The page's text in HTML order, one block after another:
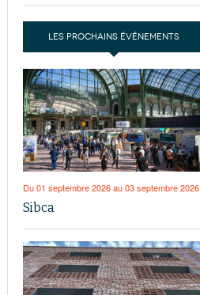
LES PROCHAINS ÉVÉNEMENTS
Du 01 septembre 2026 au 03 septembre 2026
Sibca